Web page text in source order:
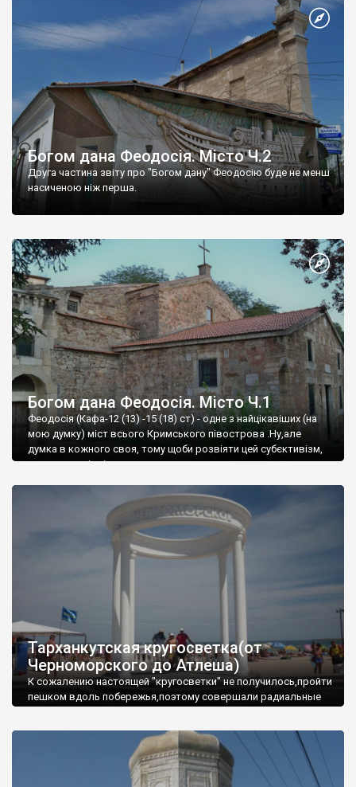
Богом дана Феодосія. Місто Ч.2
Друга частина звіту про "Богом дану" Феодосію буде не менш
насиченою ніж перша.
Богом дана Феодосія. Місто Ч.1
Феодосія (Кафа-12 (13) -15 (18) ст) - одне з найцікавіших (на
мою думку) міст всього Кримського півострова .Ну,але
думка в кожного своя, тому щоби розвіяти цей субєктивізм,
запрошую відвідати це
Тарханкутская кругосветка(от
Черноморского до Атлеша)
К сожалению настоящей "кругосветки" не получилось,пройти
пешком вдоль побережья,поэтому совершали радиальные